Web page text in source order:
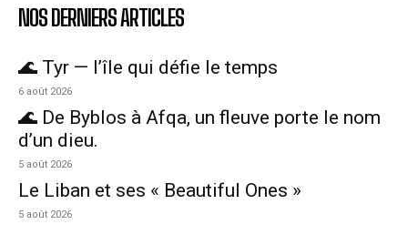
NOS DERNIERS ARTICLES
🌊 Tyr — l’île qui défie le temps
6 août 2026
🌊 De Byblos à Afqa, un fleuve porte le nom
d’un dieu.
5 août 2026
Le Liban et ses « Beautiful Ones »
5 août 2026